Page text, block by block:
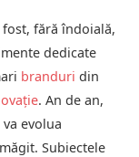
fost, fără îndoială,
dedicate
branduri din
. An de an,
evolua
Subiectele